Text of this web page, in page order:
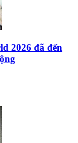
2026 đã đến